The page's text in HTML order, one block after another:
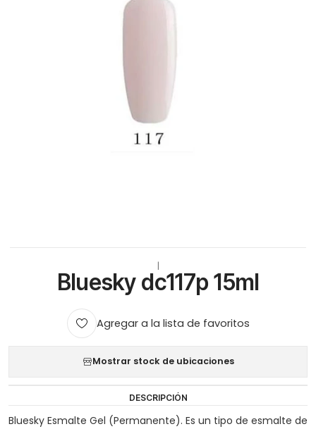
Bluesky dc117p 15ml
Agregar a la lista de favoritos
Mostrar stock de ubicaciones
DESCRIPCIÓN
Bluesky Esmalte Gel (Permanente). Es un tipo de esmalte de